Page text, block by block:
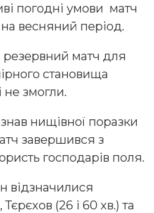
погодні умови матч
весняний період.
резервний матч для
становища
не змогли.
нищівної поразки
завершився з
господарів поля.
відзначилися
(26 і 60 хв.) та